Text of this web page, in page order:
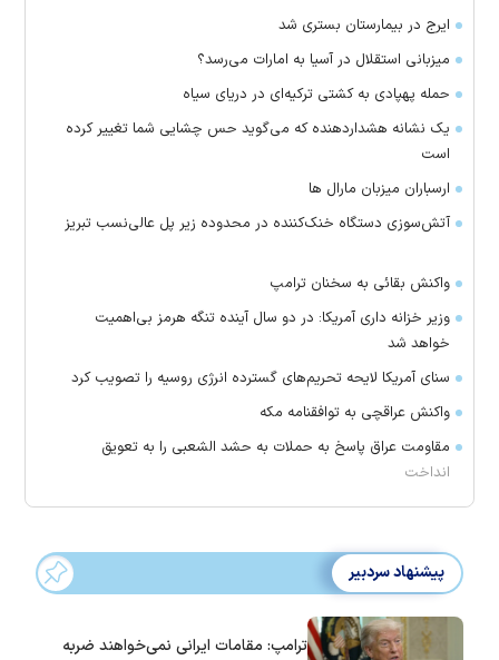
ایرج در بیمارستان بستری شد
میزبانی استقلال در آسیا به امارات می‌رسد؟
حمله پهپادی به کشتی ترکیه‌ای در دریای سیاه
یک نشانه هشداردهنده که می‌گوید حس چشایی شما تغییر کرده
است
ارسباران میزبان مارال ها
آتش‌سوزی دستگاه خنک‌کننده در محدوده زیر پل عالی‌نسب تبریز
واکنش بقائی به سخنان ترامپ
وزیر خزانه داری آمریکا: در دو سال آینده تنگه هرمز بی‌اهمیت
خواهد شد
سنای آمریکا لایحه تحریم‌های گسترده انرژی روسیه را تصویب کرد
واکنش عراقچی به توافقنامه مکه
مقاومت عراق پاسخ به حملات به حشد الشعبی را به تعویق
انداخت
پیشنهاد سردبیر
ترامپ: مقامات ایرانی نمی‌خواهند ضربه